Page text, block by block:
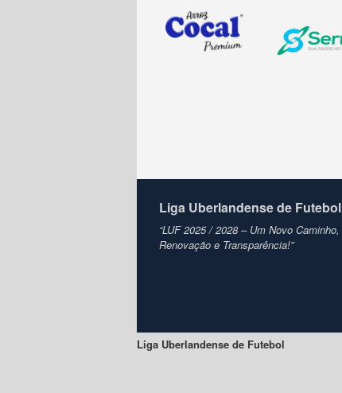
Liga Uberlandense de Futebol
“LUF 2025 / 2028 – Um Novo Caminho,
Renovação e Transparência!”
Liga Uberlandense de Futebol